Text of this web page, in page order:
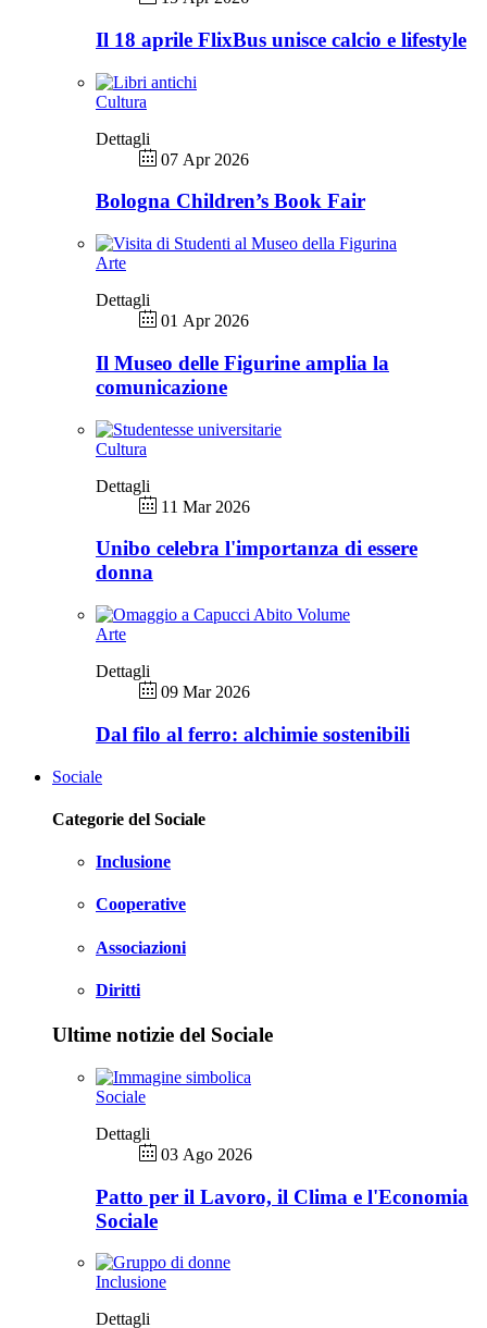
Il 18 aprile FlixBus unisce calcio e lifestyle
Cultura
Dettagli
07 Apr 2026
Bologna Children’s Book Fair
Arte
Dettagli
01 Apr 2026
Il Museo delle Figurine amplia la
comunicazione
Cultura
Dettagli
11 Mar 2026
Unibo celebra l'importanza di essere
donna
Arte
Dettagli
09 Mar 2026
Dal filo al ferro: alchimie sostenibili
Sociale
Categorie del Sociale
Inclusione
Cooperative
Associazioni
Diritti
Ultime notizie del Sociale
Sociale
Dettagli
03 Ago 2026
Patto per il Lavoro, il Clima e l'Economia
Sociale
Inclusione
Dettagli